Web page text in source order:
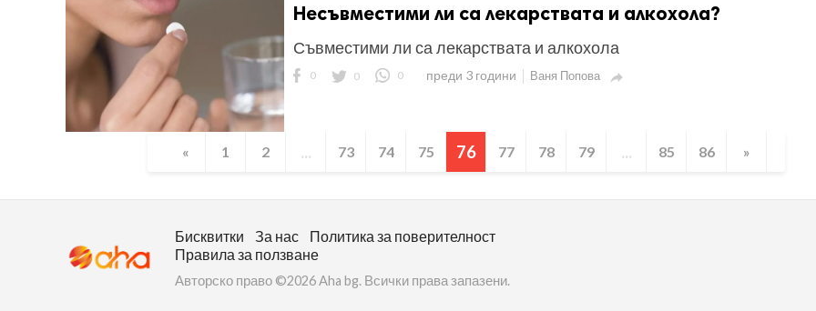
Несъвместими ли са лекарствата и алкохола?
Съвместими ли са лекарствата и алкохола
0 0 0 преди 3 години Ваня Попова 
« 1 2 ... 73 74 75 76 77 78 79 ... 85 86 »
Бисквитки За нас
Политика за поверителност
Правила за ползване
Авторско право ©2026 Aha bg. Всички права запазени.